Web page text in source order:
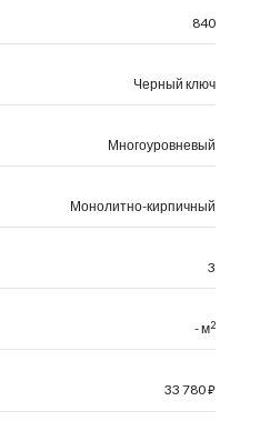
840
Черный ключ
Многоуровневый
Монолитно-кирпичный
3
- м2
33 780⃏